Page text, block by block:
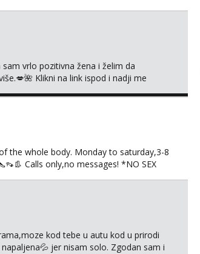
vrlo pozitivna žena i želim da
Klikni na link ispod i nadji me
the whole body. Monday to saturday,3-8
Calls only,no messages! *NO SEX
kod tebe u autu kod u prirodi
jer nisam solo. Zgodan sam i